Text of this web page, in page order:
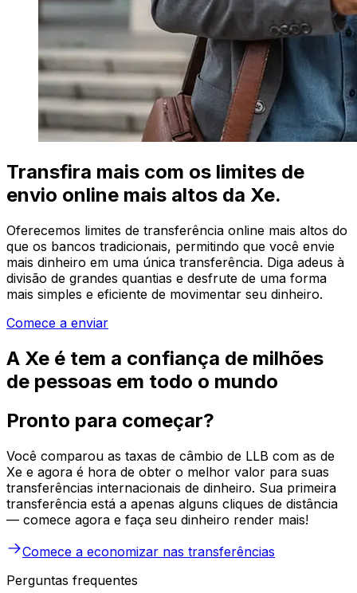
Transfira mais com os limites de
envio online mais altos da Xe.
Oferecemos limites de transferência online mais altos do
que os bancos tradicionais, permitindo que você envie
mais dinheiro em uma única transferência. Diga adeus à
divisão de grandes quantias e desfrute de uma forma
mais simples e eficiente de movimentar seu dinheiro.
Comece a enviar
A Xe é tem a confiança de milhões
de pessoas em todo o mundo
Pronto para começar?
Você comparou as taxas de câmbio de LLB com as de
Xe e agora é hora de obter o melhor valor para suas
transferências internacionais de dinheiro. Sua primeira
transferência está a apenas alguns cliques de distância
— comece agora e faça seu dinheiro render mais!
Comece a economizar nas transferências
Perguntas frequentes